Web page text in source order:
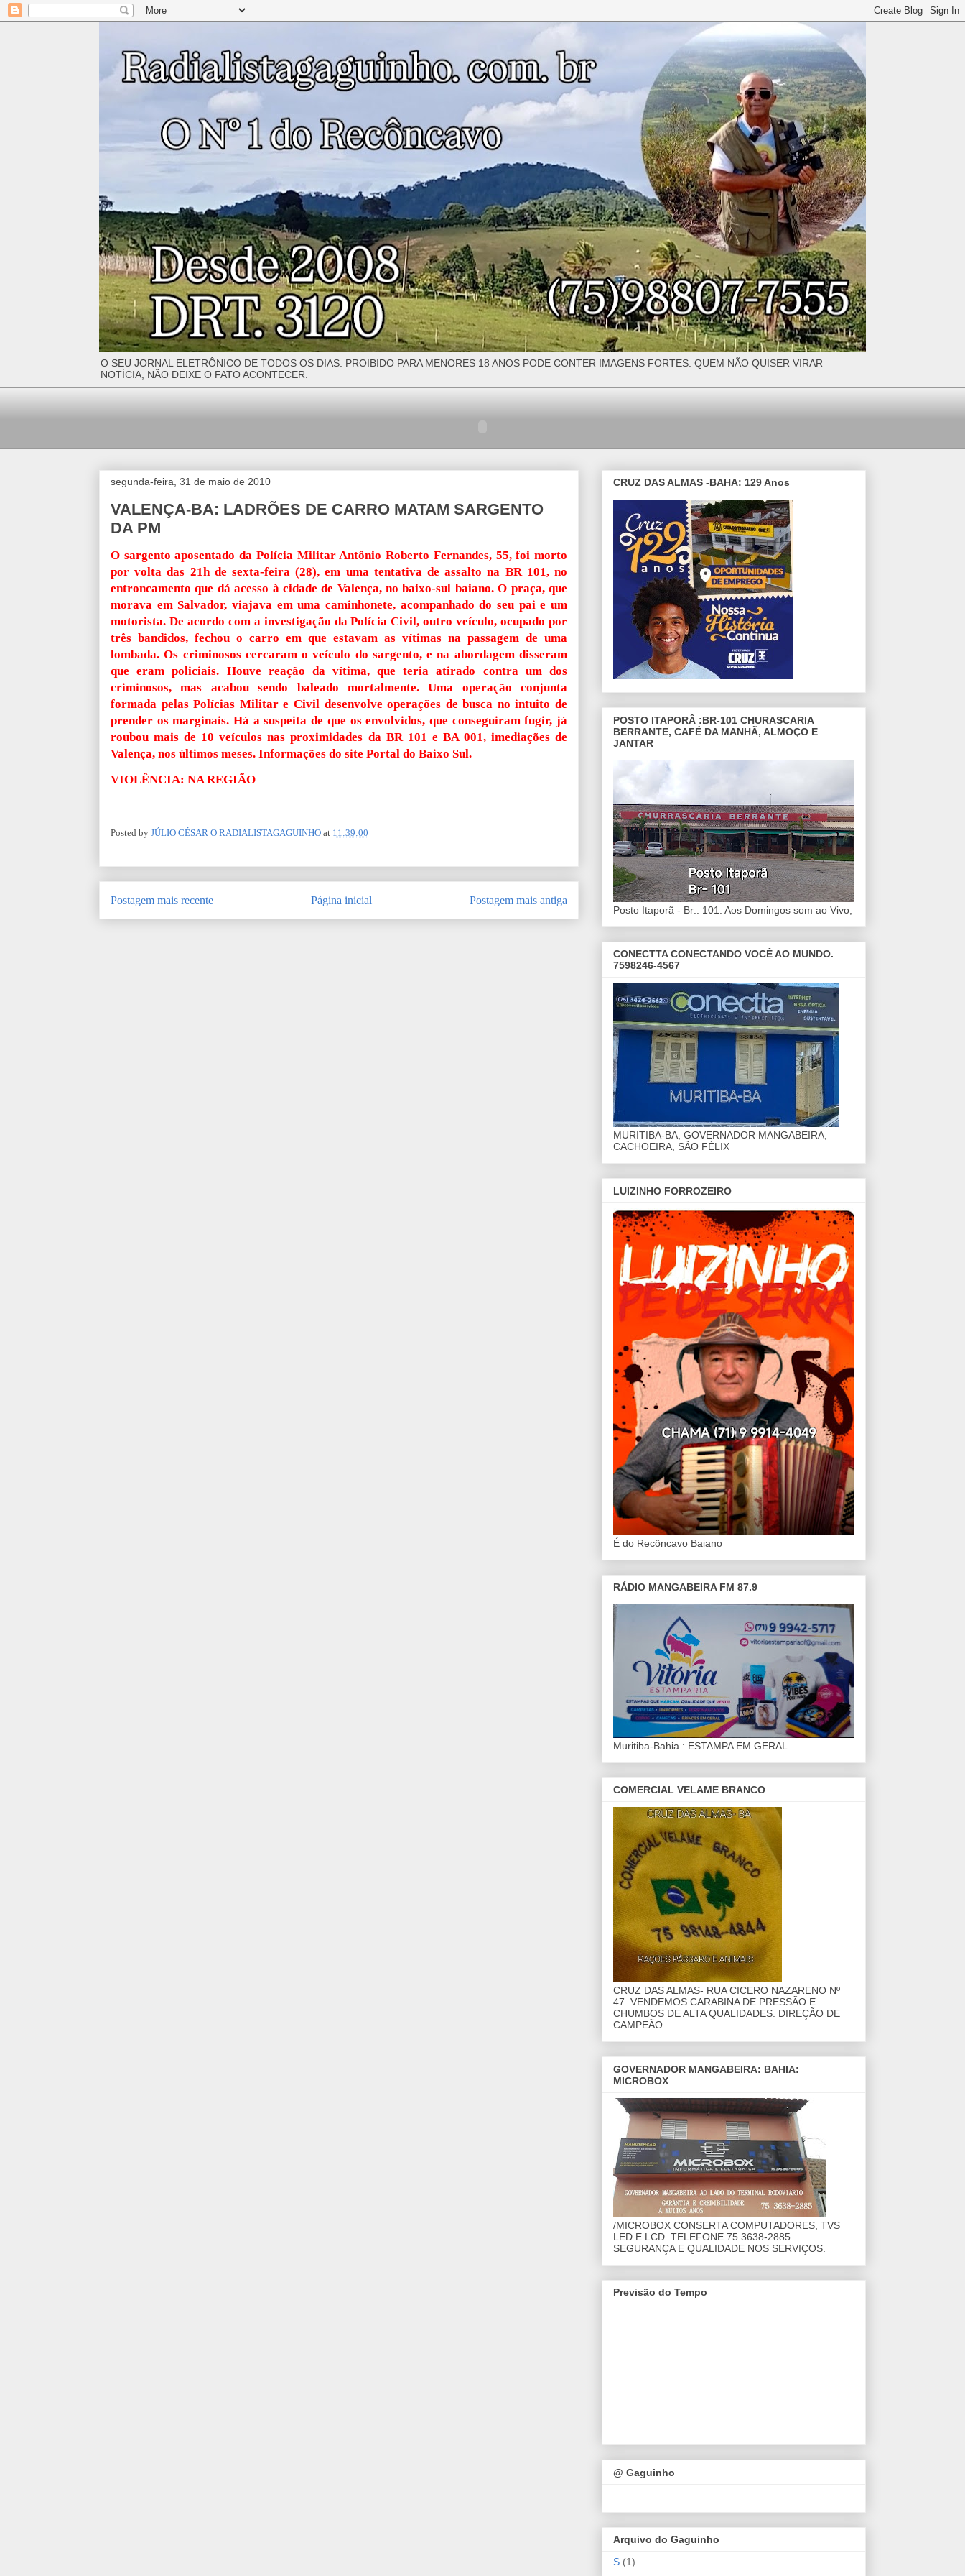
O SEU JORNAL ELETRÔNICO DE TODOS OS DIAS. PROIBIDO PARA MENORES 18 ANOS PODE CONTER IMAGENS FORTES. QUEM NÃO QUISER VIRAR
NOTÍCIA, NÃO DEIXE O FATO ACONTECER.
segunda-feira, 31 de maio de 2010
VALENÇA-BA: LADRÕES DE CARRO MATAM SARGENTO
DA PM
O sargento aposentado da Polícia Militar Antônio Roberto Fernandes, 55, foi morto
por volta das 21h de sexta-feira (28), em uma tentativa de assalto na BR 101, no
entroncamento que dá acesso à cidade de Valença, no baixo-sul baiano. O praça, que
morava em Salvador, viajava em uma caminhonete, acompanhado do seu pai e um
motorista. De acordo com a investigação da Polícia Civil, outro veículo, ocupado por
três bandidos, fechou o carro em que estavam as vítimas na passagem de uma
lombada. Os criminosos cercaram o veículo do sargento, e na abordagem disseram
que eram policiais. Houve reação da vítima, que teria atirado contra um dos
criminosos, mas acabou sendo baleado mortalmente. Uma operação conjunta
formada pelas Polícias Militar e Civil desenvolve operações de busca no intuito de
prender os marginais. Há a suspeita de que os envolvidos, que conseguiram fugir, já
roubou mais de 10 veículos nas proximidades da BR 101 e BA 001, imediações de
Valença, nos últimos meses. Informações do site Portal do Baixo Sul.
VIOLÊNCIA: NA REGIÃO
Posted by JÚLIO CÉSAR O RADIALISTAGAGUINHO at 11:39:00
Postagem mais recente Postagem mais antiga
Página inicial
CRUZ DAS ALMAS -BAHA: 129 Anos
POSTO ITAPORÂ :BR-101 CHURASCARIA
BERRANTE, CAFÉ DA MANHÃ, ALMOÇO E
JANTAR
Posto Itaporã - Br:: 101. Aos Domingos som ao Vivo,
CONECTTA CONECTANDO VOCÊ AO MUNDO.
7598246-4567
MURITIBA-BA, GOVERNADOR MANGABEIRA,
CACHOEIRA, SÃO FÉLIX
LUIZINHO FORROZEIRO
É do Recôncavo Baiano
RÁDIO MANGABEIRA FM 87.9
Muritiba-Bahia : ESTAMPA EM GERAL
COMERCIAL VELAME BRANCO
CRUZ DAS ALMAS- RUA CICERO NAZARENO Nº
47. VENDEMOS CARABINA DE PRESSÃO E
CHUMBOS DE ALTA QUALIDADES. DIREÇÃO DE
CAMPEÃO
GOVERNADOR MANGABEIRA: BAHIA:
MICROBOX
/MICROBOX CONSERTA COMPUTADORES, TVS
LED E LCD. TELEFONE 75 3638-2885
SEGURANÇA E QUALIDADE NOS SERVIÇOS.
Previsão do Tempo
@ Gaguinho
Arquivo do Gaguinho
S (1)